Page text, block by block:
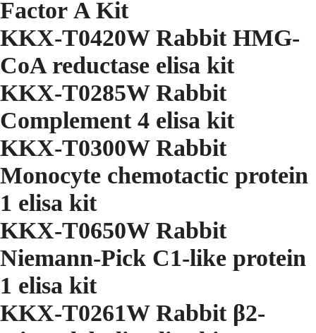
Factor Α Kit
KKX-T0420W Rabbit HMG-
CoA reductase elisa kit
KKX-T0285W Rabbit
Complement 4 elisa kit
KKX-T0300W Rabbit
Monocyte chemotactic protein
1 elisa kit
KKX-T0650W Rabbit
Niemann-Pick C1-like protein
1 elisa kit
KKX-T0261W Rabbit β2-